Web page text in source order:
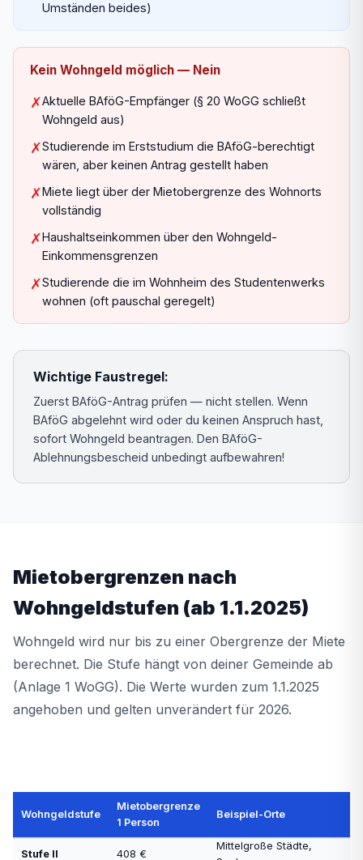
Umständen beides)
Kein Wohngeld möglich — Nein
✗Aktuelle BAföG-Empfänger (§ 20 WoGG schließt
Wohngeld aus)
✗Studierende im Erststudium die BAföG-berechtigt
wären, aber keinen Antrag gestellt haben
✗Miete liegt über der Mietobergrenze des Wohnorts
vollständig
✗Haushaltseinkommen über den Wohngeld-
Einkommensgrenzen
✗Studierende die im Wohnheim des Studentenwerks
wohnen (oft pauschal geregelt)
Wichtige Faustregel:
Zuerst BAföG-Antrag prüfen — nicht stellen. Wenn
BAföG abgelehnt wird oder du keinen Anspruch hast,
sofort Wohngeld beantragen. Den BAföG-
Ablehnungsbescheid unbedingt aufbewahren!
Mietobergrenzen nach
Wohngeldstufen (ab 1.1.2025)
Wohngeld wird nur bis zu einer Obergrenze der Miete
berechnet. Die Stufe hängt von deiner Gemeinde ab
(Anlage 1 WoGG). Die Werte wurden zum 1.1.2025
angehoben und gelten unverändert für 2026.
Wohngeldstufe
Mietobergrenze
1 Person
Beispiel-Orte
Stufe I 361 €
Sachsen-Anhalt
Stufe II 408 €
Mittelgroße Städte,